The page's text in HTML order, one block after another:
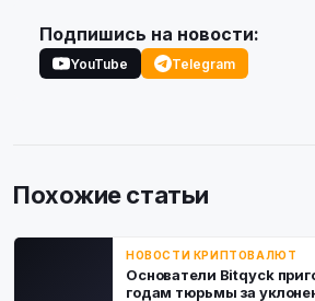
Подпишись на новости:
YouTube Telegram
Похожие статьи
НОВОСТИ КРИПТОВАЛЮТ
Основатели Bitqyck
годам тюрьмы за